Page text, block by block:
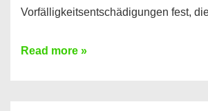
Vorfälligkeitsentschädigungen fest,
Kredit
Read more »